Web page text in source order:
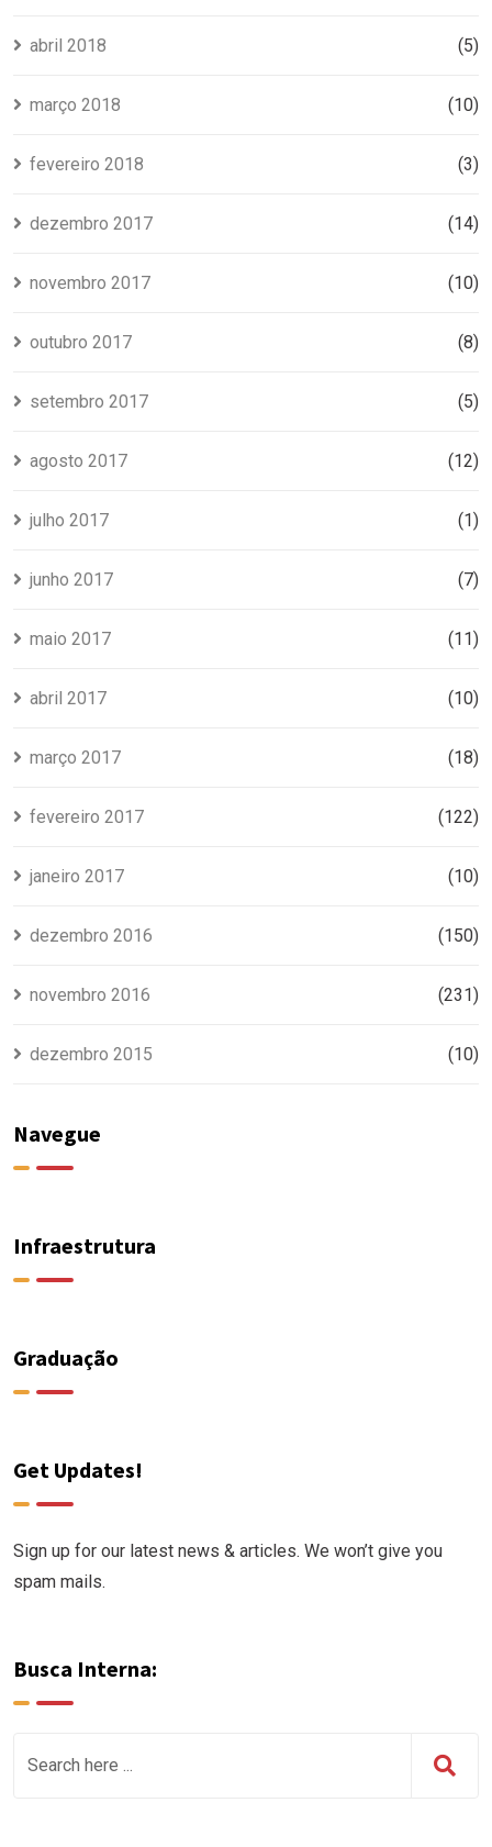
abril 2018 (5)
março 2018 (10)
fevereiro 2018 (3)
dezembro 2017 (14)
novembro 2017 (10)
outubro 2017 (8)
setembro 2017 (5)
agosto 2017 (12)
julho 2017 (1)
junho 2017 (7)
maio 2017 (11)
abril 2017 (10)
março 2017 (18)
fevereiro 2017 (122)
janeiro 2017 (10)
dezembro 2016 (150)
novembro 2016 (231)
dezembro 2015 (10)
Navegue
Infraestrutura
Graduação
Get Updates!
Sign up for our latest news & articles. We won’t give you
spam mails.
Busca Interna: